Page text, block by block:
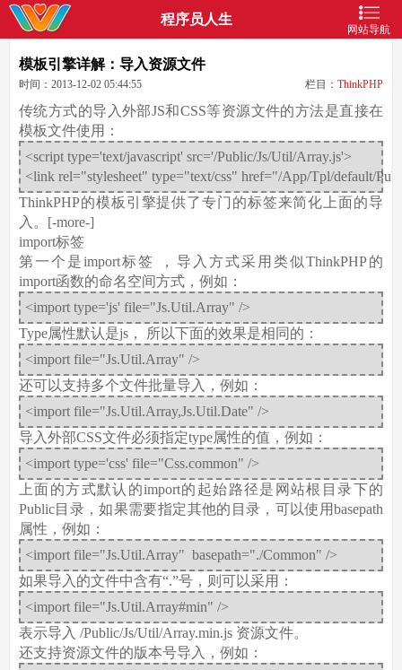
程序员人生
网站导航
模板引擎详解：导入资源文件
栏目： ThinkPHP
时间：2013-12-02 05:44:55
传统方式的导入外部JS和CSS等资源文件的方法是直接在
模板文件使用：
<script type='text/javascript' src='/Public/Js/Util/Array.js'>
<link rel="stylesheet" type="text/css" href="/App/Tpl/default/
ThinkPHP的模板引擎提供了专门的标签来简化上面的导
入。[-more-]
import标签
第一个是import标签 ，导入方式采用类似ThinkPHP的
import函数的命名空间方式，例如：
<import type='js' file="Js.Util.Array" />
Type属性默认是js， 所以下面的效果是相同的：
<import file="Js.Util.Array" />
还可以支持多个文件批量导入，例如：
<import file="Js.Util.Array,Js.Util.Date" />
导入外部CSS文件必须指定type属性的值，例如：
<import type='css' file="Css.common" />
上面的方式默认的import的起始路径是网站根目录下的
Public目录，如果需要指定其他的目录，可以使用basepath
属性，例如：
<import file="Js.Util.Array" basepath="./Common" />
如果导入的文件中含有“.”号，则可以采用：
<import file="Js.Util.Array#min" />
表示导入 /Public/Js/Util/Array.min.js 资源文件。
还支持资源文件的版本号导入，例如：